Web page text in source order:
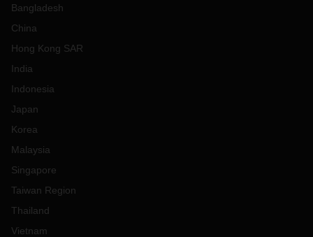
Bangladesh
China
Hong Kong SAR
India
Indonesia
Japan
Korea
Malaysia
Singapore
Taiwan Region
Thailand
Vietnam